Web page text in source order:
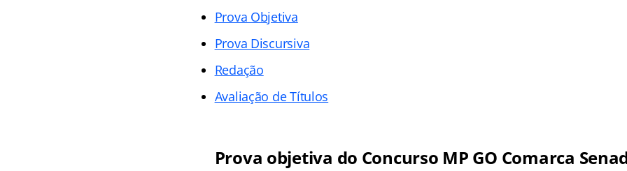
Prova Objetiva
Prova Discursiva
Redação
Avaliação de Títulos
Prova objetiva do Concurso MP GO Comarca